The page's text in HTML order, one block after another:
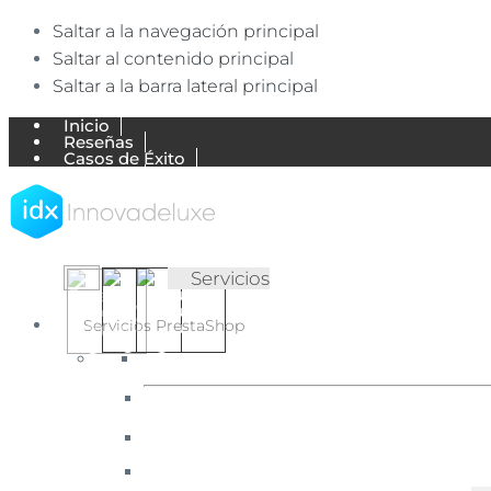
Saltar a la navegación principal
Saltar al contenido principal
Saltar a la barra lateral principal
Inicio
Reseñas
Casos de Éxito
Blog de Ecommerce
EspañolEnglishPortuguês
Ecommerce
【Expertos
expertos
PrestaShop
Servicios
Servicios PrestaShop